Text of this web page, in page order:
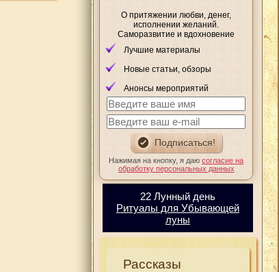
О притяжении любви, денег,
исполнении желаний.
Саморазвитие и вдохновение
Лучшие материалы
Новые статьи, обзоры
Анонсы мероприятий
Нажимая на кнопку, я даю согласие на
обработку персональных данных
22 Лунный день
Ритуалы для Убывающей
луны
Рассказы